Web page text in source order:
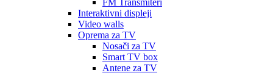
Interaktivni displeji
Video walls
Oprema za TV
Nosači za TV
Smart TV box
Antene za TV